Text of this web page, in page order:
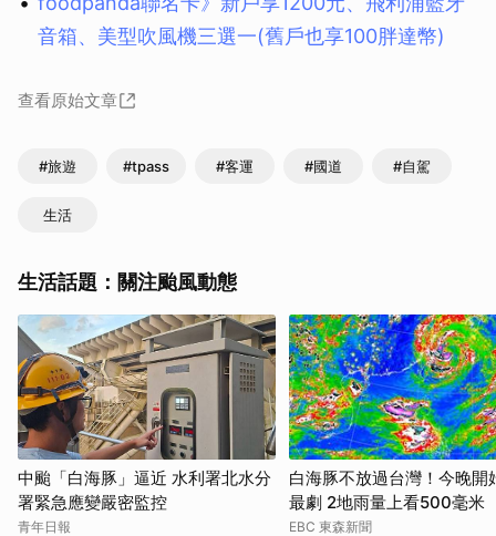
音箱、美型吹風機三選一(舊戶也享100胖達幣)
查看原始文章
#旅遊 #tpass #客運 #國道 #自駕
生活
生活話題：關注颱風動態
中颱「白海豚」逼近 水利署北水分
署緊急應變嚴密監控
青年日報
白海豚不放過台灣！今晚開
最劇 2地雨量上看500毫米
EBC 東森新聞